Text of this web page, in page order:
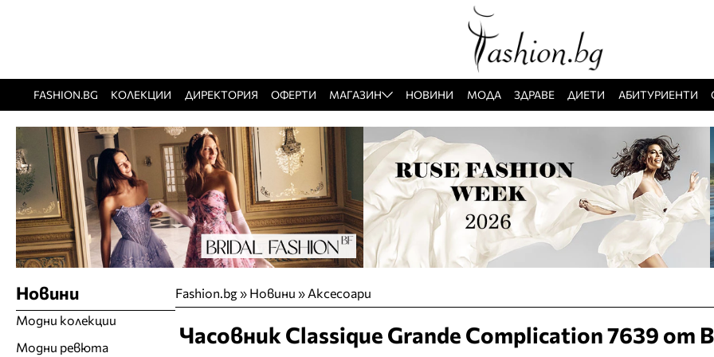
FASHION.BG КОЛЕКЦИИ ДИРЕКТОРИЯ ОФЕРТИ МАГАЗИН НОВИНИ МОДА ЗДРАВЕ ДИЕТИ АБИТУРИЕНТИ
Fashion.bg» Новини » Аксесоари
Часовник Classique Grande Complication 7639 от
Новини
Модни колекции
Модни ревюта